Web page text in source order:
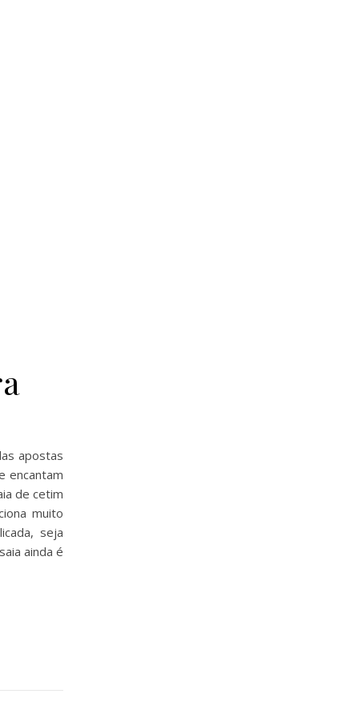
apostas
encantam
de cetim
muito
seja
ainda é